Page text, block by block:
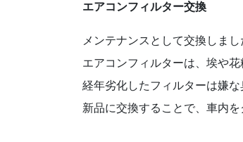
エアコンフィルター交換
メンテナンスとして交換しまし
エアコンフィルターは、埃や
経年劣化したフィルターは嫌な
新品に交換することで、車内